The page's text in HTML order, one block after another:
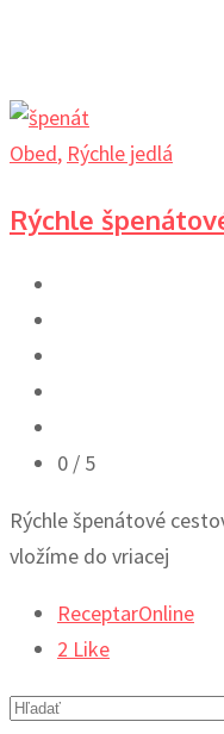
Obed, Rýchle jedlá
Rýchle
0 / 5
Rýchle špenátové
vložíme do vriacej
ReceptarOnline
2 Like